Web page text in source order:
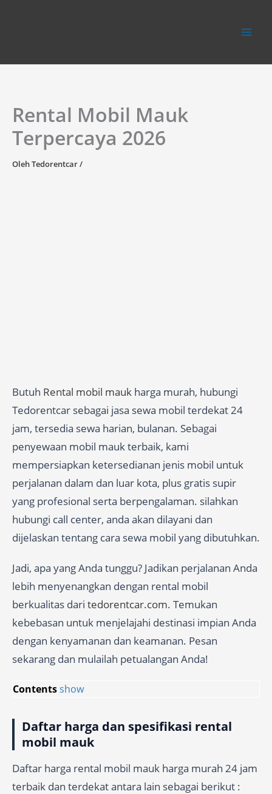
Rental Mobil Mauk
Terpercaya 2026
OlehTedorentcar/
Butuh Rental mobil mauk harga murah, hubungi
Tedorentcar sebagai jasa sewa mobil terdekat 24
jam, tersedia sewa harian, bulanan. Sebagai
penyewaan mobil mauk terbaik, kami
mempersiapkan ketersedianan jenis mobil untuk
perjalanan dalam dan luar kota, plus gratis supir
yang profesional serta berpengalaman. silahkan
hubungi call center, anda akan dilayani dan
dijelaskan tentang cara sewa mobil yang dibutuhkan.
Jadi, apa yang Anda tunggu? Jadikan perjalanan Anda
lebih menyenangkan dengan rental mobil
berkualitas dari tedorentcar.com. Temukan
kebebasan untuk menjelajahi destinasi impian Anda
dengan kenyamanan dan keamanan. Pesan
sekarang dan mulailah petualangan Anda!
Contentsshow
Daftar harga dan spesifikasi rental
mobil mauk
Daftar harga rental mobil mauk harga murah 24 jam
terbaik dan terdekat antara lain sebagai berikut :